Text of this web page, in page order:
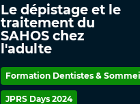
Le dépistage et le
traitement du
SAHOS chez
l'adulte
Formation Dentistes &
JPRS Days 2024